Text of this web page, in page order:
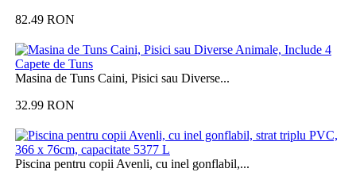
82.49 RON
Masina de Tuns Caini, Pisici sau Diverse...
32.99 RON
Piscina pentru copii Avenli, cu inel gonflabil,...